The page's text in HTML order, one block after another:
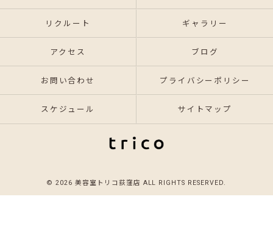
リクルート ギャラリー
アクセス ブログ
お問い合わせ プライバシーポリシー
スケジュール サイトマップ
© 2026 美容室トリコ荻窪店 ALL RIGHTS RESERVED.